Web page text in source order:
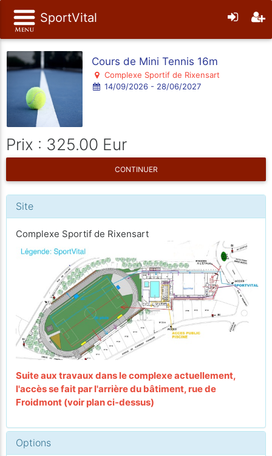
SportVital
Cours de Mini Tennis 16m
Complexe Sportif de Rixensart
14/09/2026 - 28/06/2027
Prix : 325.00 Eur
CONTINUER
Site
Complexe Sportif de Rixensart
Suite aux travaux dans le complexe actuellement,
l'accès se fait par l'arrière du bâtiment, rue de
Froidmont (voir plan ci-dessus)
Options